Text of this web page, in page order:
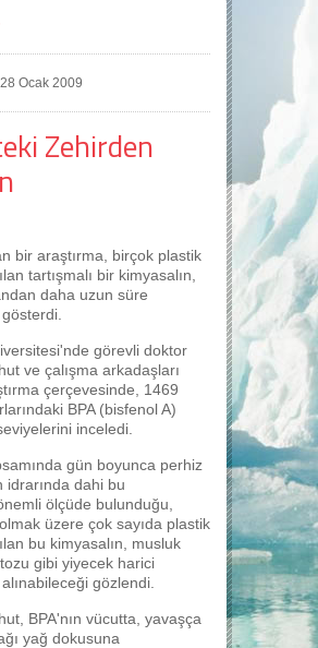
Ocak 2009
Zehirden
bir araştırma, birçok plastik
tartışmalı bir kimyasalın,
daha uzun süre
görevli doktor
ve çalışma arkadaşları
çerçevesinde, 1469
BPA (bisfenol A)
inceledi.
gün boyunca perhiz
idrarında dahi bu
ölçüde bulunduğu,
üzere çok sayıda plastik
bu kimyasalın, musluk
gibi yiyecek harici
gözlendi.
BPA'nın vücutta, yavaşça
yağ dokusuna